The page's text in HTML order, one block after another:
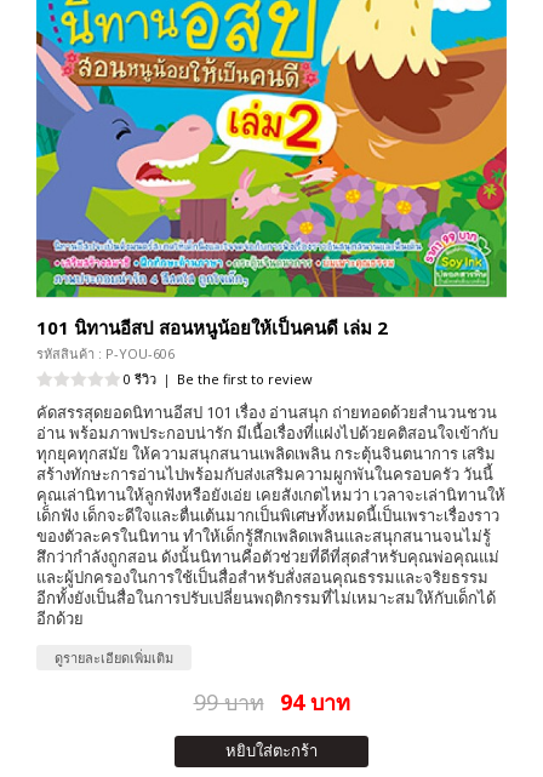
101 นิทานอีสป สอนหนูน้อยให้เป็นคนดี เล่ม 2
รหัสสินค้า : P-YOU-606
0 รีวิว | Be the first to review
คัดสรรสุดยอดนิทานอีสป 101 เรื่อง อ่านสนุก ถ่ายทอดด้วยสำนวนชวน
อ่าน พร้อมภาพประกอบน่ารัก มีเนื้อเรื่องที่แฝงไปด้วยคติสอนใจเข้ากับ
ทุกยุคทุกสมัย ให้ความสนุกสนานเพลิดเพลิน กระตุ้นจินตนาการ เสริม
สร้างทักษะการอ่านไปพร้อมกับส่งเสริมความผูกพันในครอบครัว วันนี้
คุณเล่านิทานให้ลูกฟังหรือยังเอ่ย เคยสังเกตไหมว่า เวลาจะเล่านิทานให้
เด็กฟัง เด็กจะดีใจและตื่นเต้นมากเป็นพิเศษทั้งหมดนี้เป็นเพราะเรื่องราว
ของตัวละครในนิทาน ทำให้เด็กรู้สึกเพลิดเพลินและสนุกสนานจนไม่รู้
สึกว่ากำลังถูกสอน ดังนั้นนิทานคือตัวช่วยที่ดีที่สุดสำหรับคุณพ่อคุณแม่
และผู้ปกครองในการใช้เป็นสื่อสำหรับสั่งสอนคุณธรรมและจริยธรรม
อีกทั้งยังเป็นสื่อในการปรับเปลี่ยนพฤติกรรมที่ไม่เหมาะสมให้กับเด็กได้
อีกด้วย
ดูรายละเอียดเพิ่มเติม
99 บาท 94 บาท
หยิบใส่ตะกร้า